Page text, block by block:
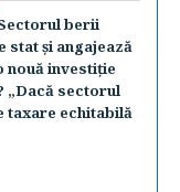
berii
stat şi angajează
nouă investiţie
„Dacă sectorul
taxare echitabilă